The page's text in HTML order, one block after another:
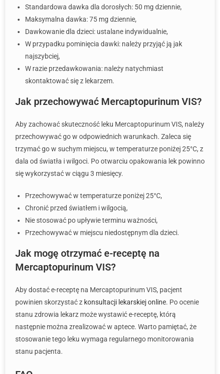
Standardowa dawka dla dorosłych: 50 mg dziennie,
Maksymalna dawka: 75 mg dziennie,
Dawkowanie dla dzieci: ustalane indywidualnie,
W przypadku pominięcia dawki: należy przyjąć ją jak
najszybciej,
W razie przedawkowania: należy natychmiast
skontaktować się z lekarzem.
Jak przechowywać Mercaptopurinum VIS?
Aby zachować skuteczność leku Mercaptopurinum VIS, należy
przechowywać go w odpowiednich warunkach. Zaleca się
trzymać go w suchym miejscu, w temperaturze poniżej 25°C, z
dala od światła i wilgoci. Po otwarciu opakowania lek powinno
się wykorzystać w ciągu 3 miesięcy.
Przechowywać w temperaturze poniżej 25°C,
Chronić przed światłem i wilgocią,
Nie stosować po upływie terminu ważności,
Przechowywać w miejscu niedostępnym dla dzieci.
Jak mogę otrzymać e-receptę na
Mercaptopurinum VIS?
Aby dostać e-receptę na Mercaptopurinum VIS, pacjent
powinien skorzystać z konsultacji lekarskiej online. Po ocenie
stanu zdrowia lekarz może wystawić e-receptę, którą
następnie można zrealizować w aptece. Warto pamiętać, że
stosowanie tego leku wymaga regularnego monitorowania
stanu pacjenta.